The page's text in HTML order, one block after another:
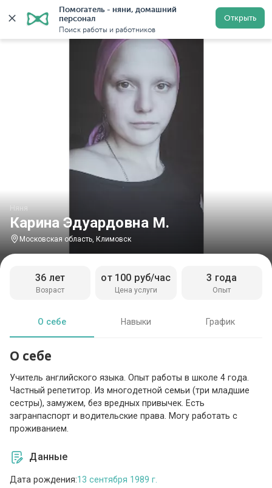
Помогатель - няни, домашний
персонал
Поиск работы и работников
Открыть
Главная Няни Няни в Московской области Няни
Карина Эдуардовна М.
Няня
Московская область, Климовск
Возраст
36 лет
Цена услуги
от 100 руб/час
Опыт
3 года
О себе Навыки График
О себе
Учитель английского языка. Опыт работы в школе 4 года.
Частный репетитор. Из многодетной семьи (три младшие
сестры), замужем, без вредных привычек. Есть
загранпаспорт и водительские права. Могу работать с
проживанием.
Данные
Дата рождения:13 сентября 1989 г.